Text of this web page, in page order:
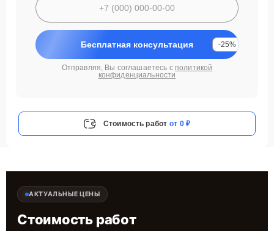
Бесплатная консультация -25%
Отправляя, Вы соглашаетесь с политикой
конфиденциальности
Стоимость работ от 0 ₽
АКТУАЛЬНЫЕ ЦЕНЫ
Стоимость работ